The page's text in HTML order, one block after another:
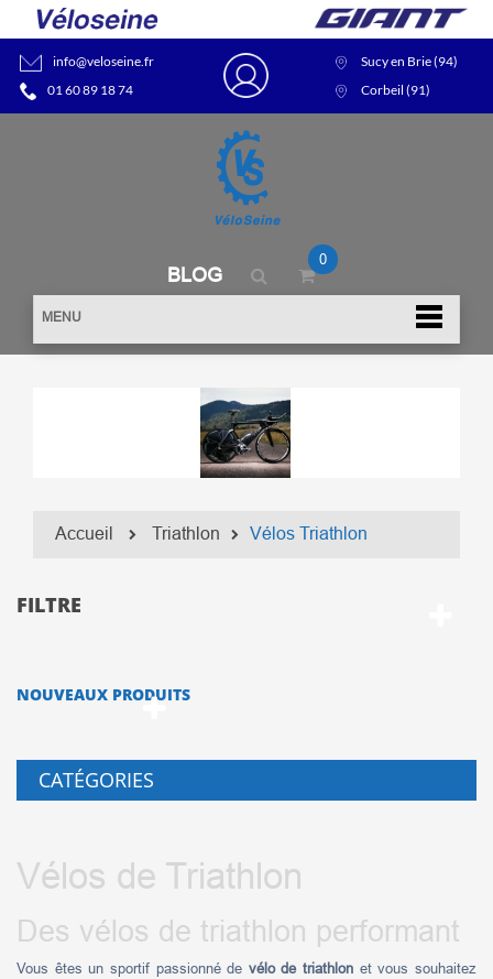
info@veloseine.fr
01 60 89 18 74
Sucy en Brie (94)
Corbeil (91)
BLOG
0
MENU
Accueil Triathlon Vélos Triathlon
FILTRE
NOUVEAUX PRODUITS
CATÉGORIES
Vélos de Triathlon
Des vélos de triathlon performant
Vous êtes un sportif passionné de vélo de triathlon et vous souhaitez